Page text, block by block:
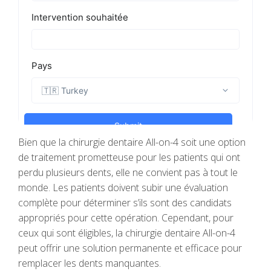
Bien que la chirurgie dentaire All-on-4 soit une option
de traitement prometteuse pour les patients qui ont
perdu plusieurs dents, elle ne convient pas à tout le
monde. Les patients doivent subir une évaluation
complète pour déterminer s’ils sont des candidats
appropriés pour cette opération. Cependant, pour
ceux qui sont éligibles, la chirurgie dentaire All-on-4
peut offrir une solution permanente et efficace pour
remplacer les dents manquantes.